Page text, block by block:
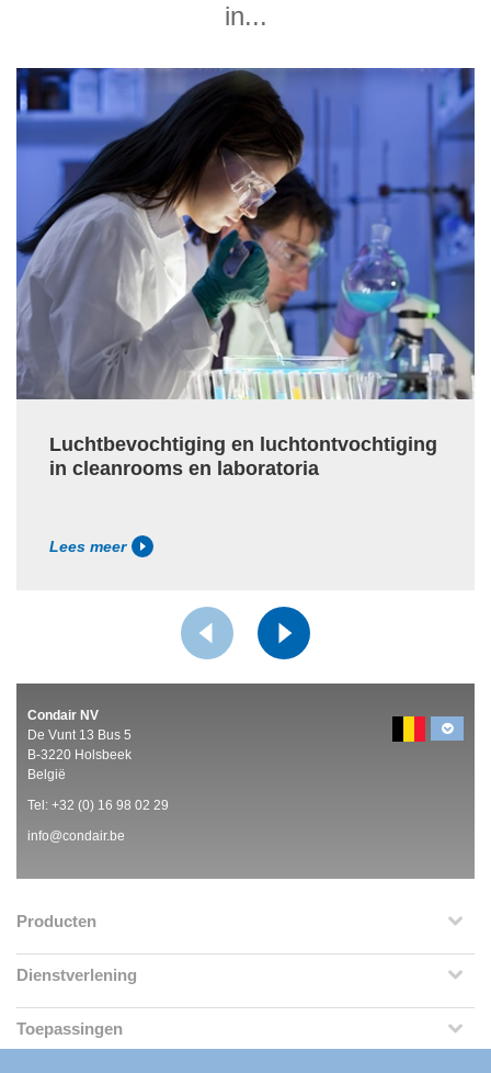
in...
Luchtbevochtiging en luchtontvochtiging
in cleanrooms en laboratoria
Lees meer
Condair NV
De Vunt 13 Bus 5
B-3220 Holsbeek
België
Tel: +32 (0) 16 98 02 29
info@condair.be
Producten
Dienstverlening
Toepassingen